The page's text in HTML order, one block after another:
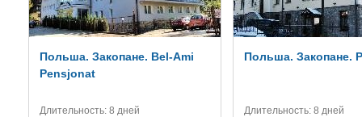
Польша. Закопане. Bel-Ami
Pensjonat
Длительность: 8 дней
Польша. Закопане.
Длительность: 8 дней